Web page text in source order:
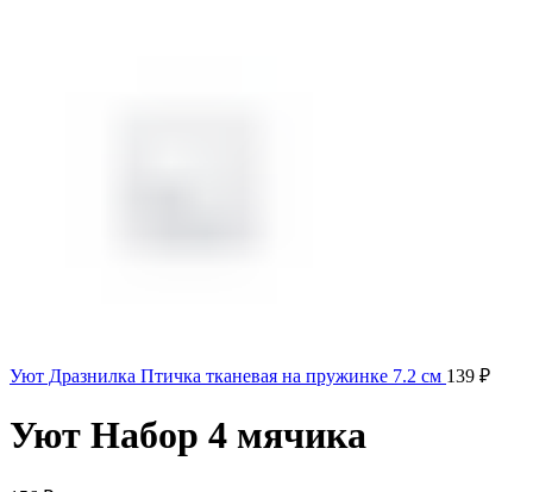
Уют Дразнилка Птичка тканевая на пружинке 7.2 см 139 ₽
Уют Набор 4 мячика